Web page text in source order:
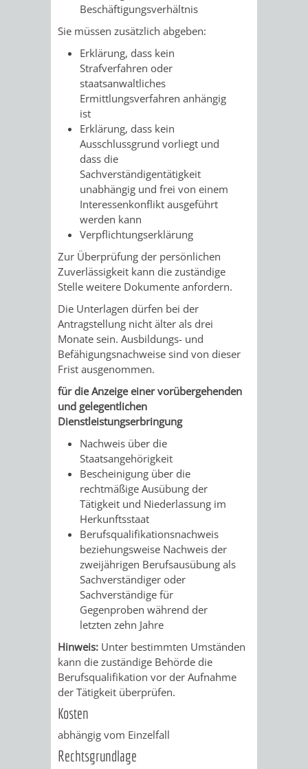
STADTWEGWEISER
ÄMTER
&
BEHÖRDEN
EINRICHTUNGEN
IN
DER
STADT
FRIEDHÖFE
BESTATTUNGSMÖGLICHKEITEN
HAUPTFRIEDHOF
WEINHEIM
FRIEDHÖFE
HOHENSACHSEN
FRIEDHOF
LÜTZELSACHSEN
FRIEDHOF
OBERFLOCKENBACH
FRIEDHOF
RIPPENWEIER-
HEILIGKREUZ
FRIEDHOF
SULZBACH
KIRCHEN
KULTUREINRICHTUNGEN
THEATER
MUSEUM
VERANSTALTUNGEN
KINDER
IM
MUSEUM
STADTBIBLIOTHEK
A
BIS
Z
AUSLEIHE
MEDIENANGEBOTE
ONLINE-
KATALOG
VERANSTALTUNGEN
AUSBILDUNG
VERANSTALTER
VERANSTALTUNGSRÄUME
STADTHALLE
ROLF-
ENGELBRECHT-
HAUS
VERKEHRSINFORMATIONEN
BAHNVERKEHR
BUSVERKEHR
CARSHARINGPARK
PARKEN
APP
EASYPARKEN
RADFAHREN
VRNNEXTBIKE
GEOPORTAL
Beschäftigungsverhältnis
Sie müssen zusätzlich abgeben:
Erklärung, dass kein
Strafverfahren oder
staatsanwaltliches
Ermittlungsverfahren anhängig
ist
Erklärung, dass kein
Ausschlussgrund vorliegt und
dass die
Sachverständigentätigkeit
unabhängig und frei von einem
Interessenkonflikt ausgeführt
werden kann
Verpflichtungserklärung
Zur Überprüfung der persönlichen
Zuverlässigkeit kann die zuständige
Stelle weitere Dokumente anfordern.
Die Unterlagen dürfen bei der
Antragstellung nicht älter als drei
Monate sein. Ausbildungs- und
Befähigungsnachweise sind von dieser
Frist ausgenommen.
für die Anzeige einer vorübergehenden
und gelegentlichen
Dienstleistungserbringung
Nachweis über die
Staatsangehörigkeit
Bescheinigung über die
rechtmäßige Ausübung der
Tätigkeit und Niederlassung im
Herkunftsstaat
Berufsqualifikationsnachweis
beziehungsweise Nachweis der
zweijährigen Berufsausübung als
Sachverständiger oder
Sachverständige für
Gegenproben während der
letzten zehn Jahre
Hinweis: Unter bestimmten Umständen
kann die zuständige Behörde die
Berufsqualifikation vor der Aufnahme
der Tätigkeit überprüfen.
Kosten
abhängig vom Einzelfall
Rechtsgrundlage